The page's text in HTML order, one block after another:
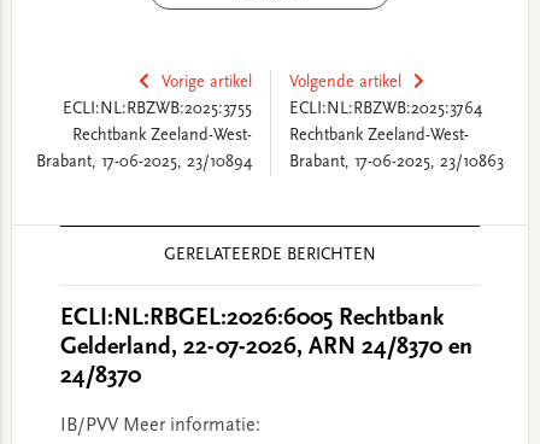
Vorige artikel
ECLI:NL:RBZWB:2025:3755
Rechtbank Zeeland-West-
Brabant, 17-06-2025, 23/10894
Volgende artikel
ECLI:NL:RBZWB:2025:3764
Rechtbank Zeeland-West-
Brabant, 17-06-2025, 23/10863
GERELATEERDE BERICHTEN
ECLI:NL:RBGEL:2026:6005 Rechtbank
Gelderland, 22-07-2026, ARN 24/8370 en
24/8370
IB/PVV Meer informatie: